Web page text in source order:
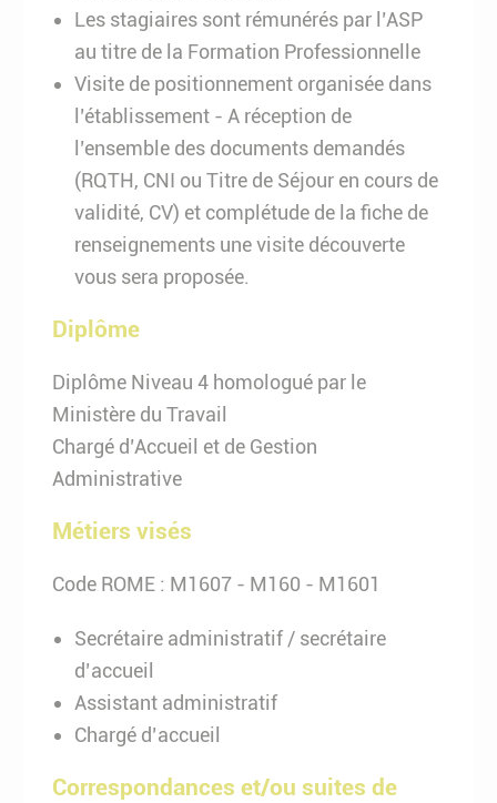
Les stagiaires sont rémunérés par l’ASP
au titre de la Formation Professionnelle
Visite de positionnement organisée dans
l’établissement - A réception de
l’ensemble des documents demandés
(RQTH, CNI ou Titre de Séjour en cours de
validité, CV) et complétude de la fiche de
renseignements une visite découverte
vous sera proposée.
Diplôme
Diplôme Niveau 4 homologué par le
Ministère du Travail
Chargé d’Accueil et de Gestion
Administrative
Métiers visés
Code ROME : M1607 - M160 - M1601
Secrétaire administratif / secrétaire
d’accueil
Assistant administratif
Chargé d’accueil
Correspondances et/ou suites de